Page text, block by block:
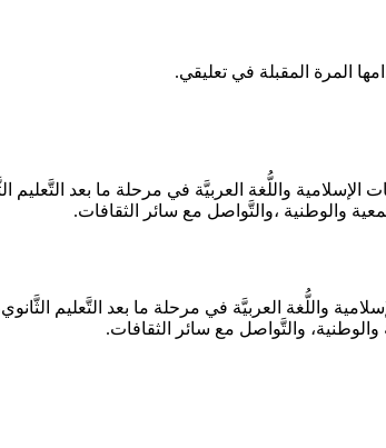
المرة المقبلة في تعليقي.
الإسلامية واللُّغة العربيَّة في مرحلة ما بعد
والوطنية ،والتَّواصل مع سائر الثقافات.
واللُّغة العربيَّة في مرحلة ما بعد التَّعليم
والتَّواصل مع سائر الثقافات.